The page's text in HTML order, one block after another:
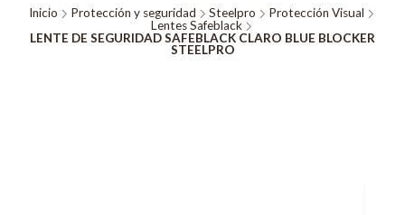
Inicio Protección y seguridad Steelpro
Protección Visual
Lentes Safeblack
LENTE DE SEGURIDAD SAFEBLACK CLARO BLUE BLOCKER
STEELPRO